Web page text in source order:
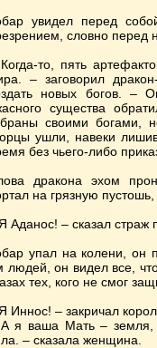
увидел перед
словно перед
то, пять
– заговорил
новых богов. –
существа
своими богами,
ушли, навеки
без чьего-либо
дракона эхом
на грязную
Аданос! – сказал страж
упал на колени, он
людей, он видел все,
тех, кого не смог
Иннос! – закричал
я ваша Мать – земля,
– сказала женщина.